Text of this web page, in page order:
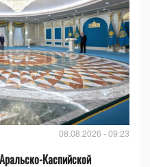
08.08.2026 - 09:23
Каспийской